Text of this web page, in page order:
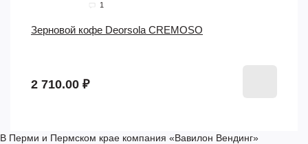
1
Зерновой кофе Deorsola CREMOSO
2 710.00 ₽
В Перми и Пермском крае компания «Вавилон Вендинг»